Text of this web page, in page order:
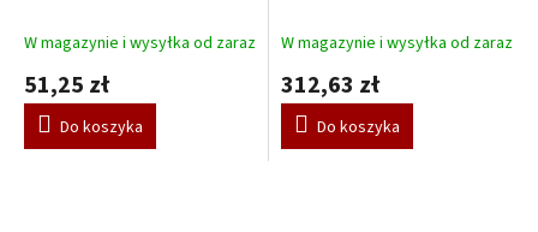
W magazynie i wysyłka od zaraz
51,25 zł
Do koszyka
Galaktyka - niebieski
W magazynie i wysyłka od zaraz
312,63 zł
Do koszyka